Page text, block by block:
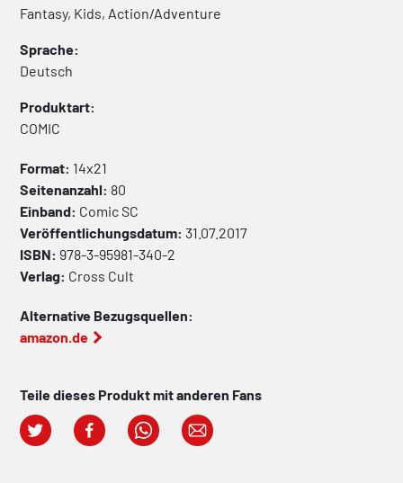
Fantasy, Kids, Action/Adventure
Sprache:
Deutsch
Produktart:
COMIC
Format: 14x21
Seitenanzahl: 80
Einband: ComicSC
Veröffentlichungsdatum: 31.07.2017
ISBN: 978-3-95981-340-2
Verlag: Cross Cult
Alternative Bezugsquellen:
amazon.de
Teile dieses Produkt mit anderen Fans